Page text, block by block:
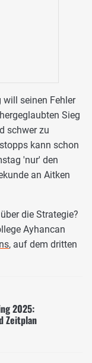
will seinen Fehler
Sieg
schwer zu
kann schon
'nur' den
an Aitken
die Strategie?
Ayhancan
, auf dem dritten
2025:
Zeitplan